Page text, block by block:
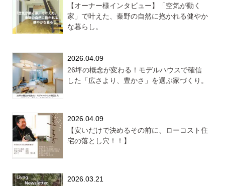
【オーナー様インタビュー】「空気が動く
家」で叶えた、秦野の自然に抱かれる健やか
な暮らし。
2026.04.09
26坪の概念が変わる！モデルハウスで確信
した「広さより、豊かさ」を選ぶ家づくり。
2026.04.09
【安いだけで決めるその前に、ローコスト住
宅の落とし穴！！】
2026.03.21